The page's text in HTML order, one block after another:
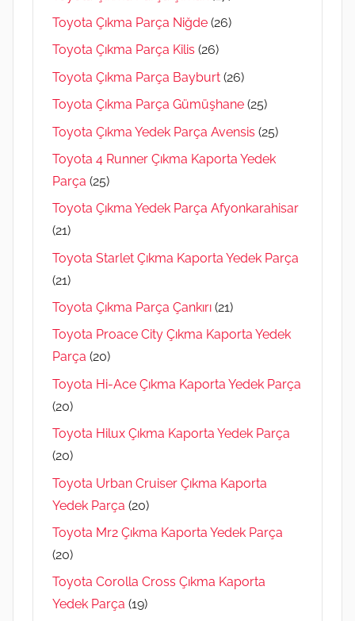
Toyota Çıkma Parça Niğde (26)
Toyota Çıkma Parça Kilis (26)
Toyota Çıkma Parça Bayburt (26)
Toyota Çıkma Parça Gümüşhane (25)
Toyota Çıkma Yedek Parça Avensis (25)
Toyota 4 Runner Çıkma Kaporta Yedek
Parça (25)
Toyota Çıkma Yedek Parça Afyonkarahisar
(21)
Toyota Starlet Çıkma Kaporta Yedek Parça
(21)
Toyota Çıkma Parça Çankırı (21)
Toyota Proace City Çıkma Kaporta Yedek
Parça (20)
Toyota Hi-Ace Çıkma Kaporta Yedek Parça
(20)
Toyota Hilux Çıkma Kaporta Yedek Parça
(20)
Toyota Urban Cruiser Çıkma Kaporta
Yedek Parça (20)
Toyota Mr2 Çıkma Kaporta Yedek Parça
(20)
Toyota Corolla Cross Çıkma Kaporta
Yedek Parça (19)